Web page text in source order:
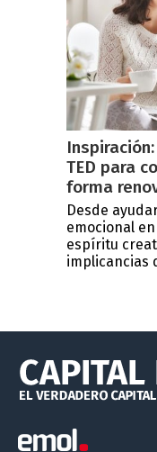
TED para
forma
Desde
emocional
espíritu
implicancias